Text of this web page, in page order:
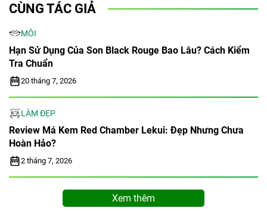
CÙNG TÁC GIẢ
MÔI
Hạn Sử Dụng Của Son Black Rouge Bao Lâu? Cách Kiểm
Tra Chuẩn
20 tháng 7, 2026
LÀM ĐẸP
Review Má Kem Red Chamber Lekui: Đẹp Nhưng Chưa
Hoàn Hảo?
2 tháng 7, 2026
Xem thêm